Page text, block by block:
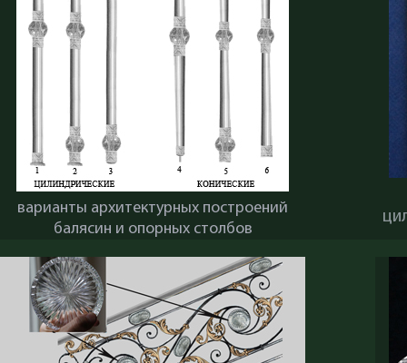
варианты архитектурных построений
балясин и опорных столбов